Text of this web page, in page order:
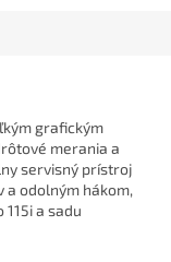
grafickým
merania a
servisný prístroj
a odolným hákom,
a sadu